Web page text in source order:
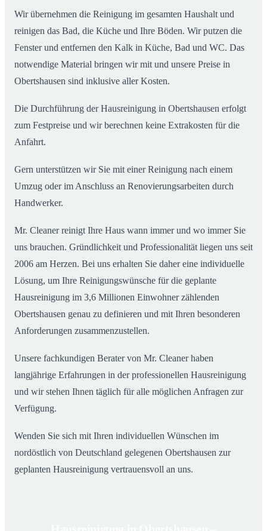
Wir übernehmen die Reinigung im gesamten Haushalt und
reinigen das Bad, die Küche und Ihre Böden. Wir putzen die
Fenster und entfernen den Kalk in Küche, Bad und WC. Das
notwendige Material bringen wir mit und unsere Preise in
Obertshausen sind inklusive aller Kosten.
Die Durchführung der Hausreinigung in Obertshausen erfolgt
zum Festpreise und wir berechnen keine Extrakosten für die
Anfahrt.
Gern unterstützen wir Sie mit einer Reinigung nach einem
Umzug oder im Anschluss an Renovierungsarbeiten durch
Handwerker.
Mr. Cleaner reinigt Ihre Haus wann immer und wo immer Sie
uns brauchen. Gründlichkeit und Professionalität liegen uns seit
2006 am Herzen. Bei uns erhalten Sie daher eine individuelle
Lösung, um Ihre Reinigungswünsche für die geplante
Hausreinigung im 3,6 Millionen Einwohner zählenden
Obertshausen genau zu definieren und mit Ihren besonderen
Anforderungen zusammenzustellen.
Unsere fachkundigen Berater von Mr. Cleaner haben
langjährige Erfahrungen in der professionellen Hausreinigung
und wir stehen Ihnen täglich für alle möglichen Anfragen zur
Verfügung.
Wenden Sie sich mit Ihren individuellen Wünschen im
nordöstlich von Deutschland gelegenen Obertshausen zur
geplanten Hausreinigung vertrauensvoll an uns.